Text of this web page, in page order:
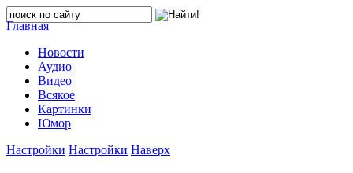
Главная
Новости
Аудио
Видео
Всякое
Картинки
Юмор
Настройки Настройки Наверх